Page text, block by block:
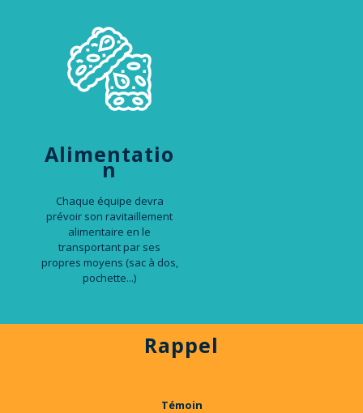
Alimentatio
n
Chaque équipe devra
prévoir son ravitaillement
alimentaire en le
transportant par ses
propres moyens (sac à dos,
pochette...)
Rappel
Témoin